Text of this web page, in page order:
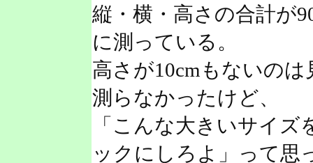
縦・横・高さの合計が
に測っている。
高さが10cmもないの
測らなかったけど、
「こんな大きいサイ
ックにしろよ」って思